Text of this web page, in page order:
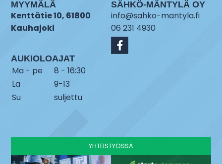
MYYMÄLÄ
Kenttätie 10, 61800
Kauhajoki
AUKIOLOAJAT
Ma - pe
8 - 16:30
La
9-13
Su
suljettu
SÄHKÖ-MÄNTYLÄ OY
info@sahko-mantyla.fi
06 231 4930
YHTEISTYÖSSÄ